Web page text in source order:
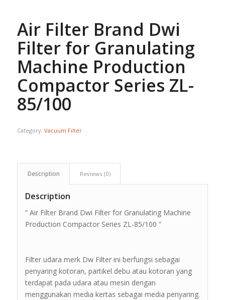
Air Filter Brand Dwi
Filter for Granulating
Machine Production
Compactor Series ZL-
85/100
Category: Vacuum Filter
Description Reviews (0)
Description
” Air Filter Brand Dwi Filter for Granulating Machine
Production Compactor Series ZL-85/100 ”
Filter udara merk Dw Filter ini berfungsi sebagai
penyaring kotoran, partikel debu atau kotoran yang
terdapat pada udara atau mesin dengan
menggunakan media kertas sebagai media penyaring.